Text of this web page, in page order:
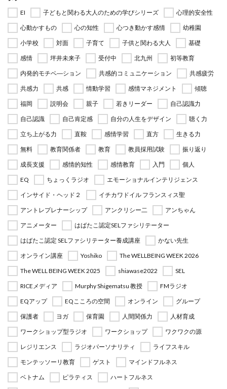
EI 子どもと関わる大人のための学びシリーズ
心理的安全性
心動かすもの
心の知性 心つき動かす感情
幼稚園
小学校
対面 子育て 子供と関わる大人
基礎
感情
坪井未来子 受付中 北九州
初等教育
内発的モチベ―ション
共感的コミュニケーション
共感疲労
共感力
共感 情動学習 感情マネジメント
傾聴
福岡
説明会 親子 若きリーダー
自己認識力
自己認識
自己肯定感 自分の人生をデザイン
聴く力
立ち上がる力
直鞍 感情学習 直方
生きる力
無料
教育関係者 教育 教員採用試験
振り返り
成長支援
感情的知性 感情教育 入門
個人
EQ
ちょっくラジオ
エモーショナルインテリジェンス
インサイド・ヘッド２
イチカワドイル フランスィス聖
アントレプレナーシップ
アンクリシー二
アンちゃん
アニメーター
はばたこ認定SELファシリテーター
はばたこ認定 SELファシリテーター養成講座
かない先生
オンライン講座
Yoshiko
The WELLBEING WEEK 2026
The WELL BEING WEEK 2025
shiawase2022
SEL
RICEメディア
Murphy Shigematsu 教授
FMラジオ
EQアップ
EQこころの空間 オンライン
グループ
保護者
ヨガ 保育園 人間関係力
人材育成
ワークショップ型ラジオ
ワークショップ
ワクワクの源
レジリエンス
ラジオパーソナリティ
ライフスキル
モンテッソーリ教育
ゲスト
マインドフルネス
ベトナム
ピラティス
ハートフルネス